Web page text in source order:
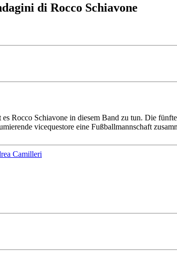
di Rocco Schiavone
Rocco Schiavone in diesem Band zu tun. Die
viceques­tore eine Fußball­mann­schaft